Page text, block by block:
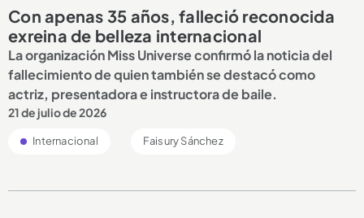
Con apenas 35 años, falleció reconocida
exreina de belleza internacional
La organización Miss Universe confirmó la noticia del
fallecimiento de quien también se destacó como
actriz, presentadora e instructora de baile.
21 de julio de 2026
Internacional Faisury Sánchez